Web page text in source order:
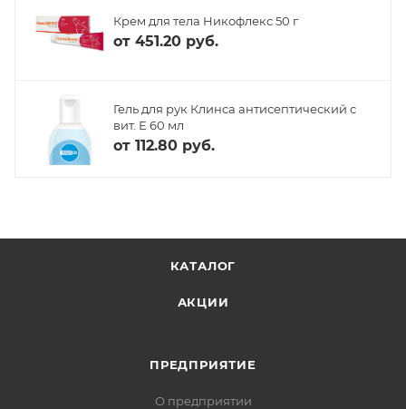
Крем для тела Никофлекс 50 г
от 451.20 руб.
Гель для рук Клинса антисептический с
вит. Е 60 мл
от 112.80 руб.
КАТАЛОГ
АКЦИИ
ПРЕДПРИЯТИЕ
О предприятии